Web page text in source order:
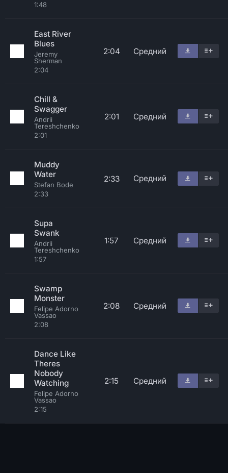
1:48
East River
Blues
Jeremy
Sherman
2:04
2:04 Средний
Chill &
Swagger
Andrii
Tereshchenko
2:01
2:01 Средний
Muddy
Water
Stefan Bode
2:33
2:33 Средний
Supa
Swank
Andrii
Tereshchenko
1:57
1:57 Средний
Swamp
Monster
Felipe Adorno
Vassao
2:08
2:08 Средний
Dance Like
Theres
Nobody
Watching
Felipe Adorno
Vassao
2:15
2:15 Средний